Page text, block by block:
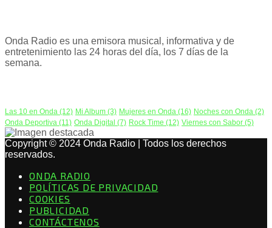
Onda Radio es una emisora musical, informativa y de
entretenimiento las 24 horas del día, los 7 días de la
semana.
Las 10 en Onda (12) Mi Album (3) Mujeres en Onda (16) Noches con Onda (2)
Onda Deportiva (11) Onda Digital (7) Rock Time (12) Viernes con Sabor (5)
Copyright © 2024 Onda Radio | Todos los derechos
reservados.
ONDA RADIO
POLÍTICAS DE PRIVACIDAD
COOKIES
PUBLICIDAD
CONTÁCTENOS